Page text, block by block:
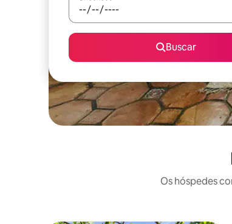
Buscar
Os hóspedes